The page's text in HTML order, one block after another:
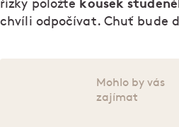
řízky položte
chvíli odpočívat. Chuť bude
Mohlo by vás
zajímat